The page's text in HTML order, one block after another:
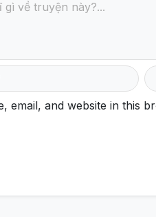
email, and website in this